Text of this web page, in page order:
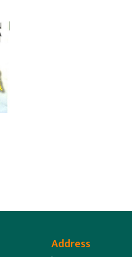
Address